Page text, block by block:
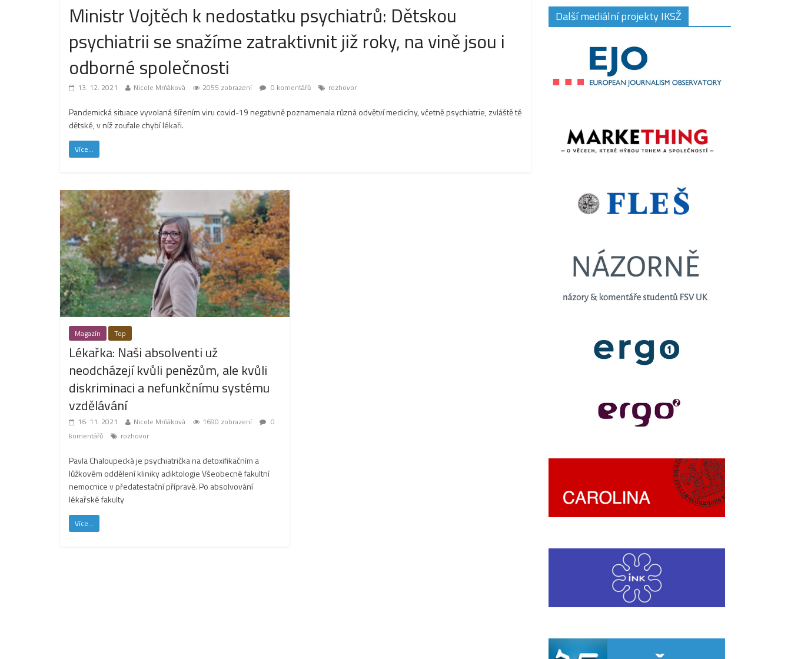
Ministr Vojtěch k nedostatku psychiatrů: Dětskou
psychiatrii se snažíme zatraktivnit již roky, na vině jsou i
odborné společnosti
13. 12. 2021 Nicole Mrňáková 2055 zobrazení 0 komentářů rozhovor
Pandemická situace vyvolaná šířením viru covid-19 negativně poznamenala různá odvětví medicíny, včetně psychiatrie, zvláště té
dětské, v níž zoufale chybí lékaři.
Více...
Magazín Top
Lékařka: Naši absolventi už
neodcházejí kvůli penězům, ale kvůli
diskriminaci a nefunkčnímu systému
vzdělávání
16. 11. 2021 Nicole Mrňáková 1690 zobrazení
0
komentářů
rozhovor
Pavla Chaloupecká je psychiatrička na detoxifikačním a
lůžkovém oddělení kliniky adiktologie Všeobecné fakultní
nemocnice v předatestační přípravě. Po absolvování
lékařské fakulty
Více...
Další mediální projekty IKSŽ